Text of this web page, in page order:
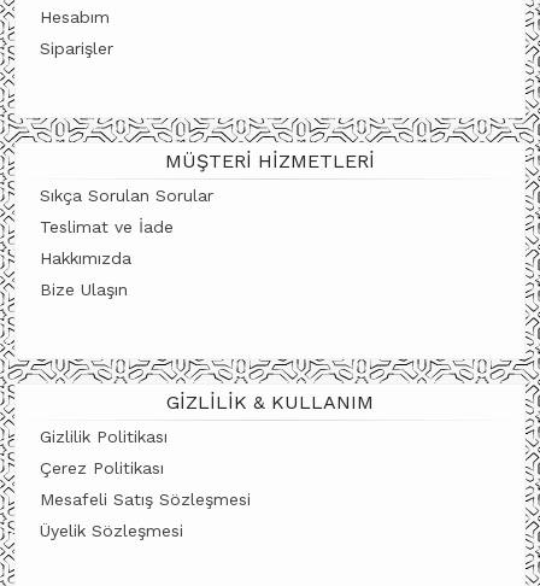
Hesabım
Siparişler
MÜŞTERI HIZMETLERI
Sıkça Sorulan Sorular
Teslimat ve İade
Hakkımızda
Bize Ulaşın
GIZLILIK & KULLANIM
Gizlilik Politikası
Çerez Politikası
Mesafeli Satış Sözleşmesi
Üyelik Sözleşmesi